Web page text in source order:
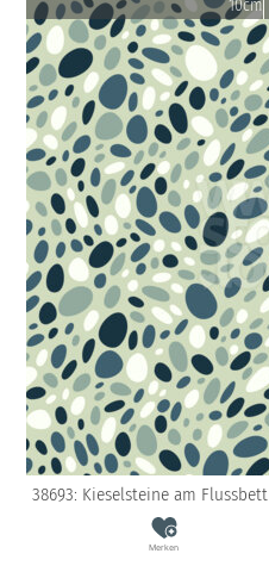
10cm
38693: Kieselsteine am Flussbett
Merken